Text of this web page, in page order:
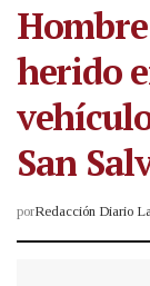
herido
San
porRedacción Diario